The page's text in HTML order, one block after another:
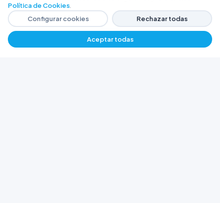
Política de Cookies
Configurar cookies
Rechazar todas
Aceptar todas